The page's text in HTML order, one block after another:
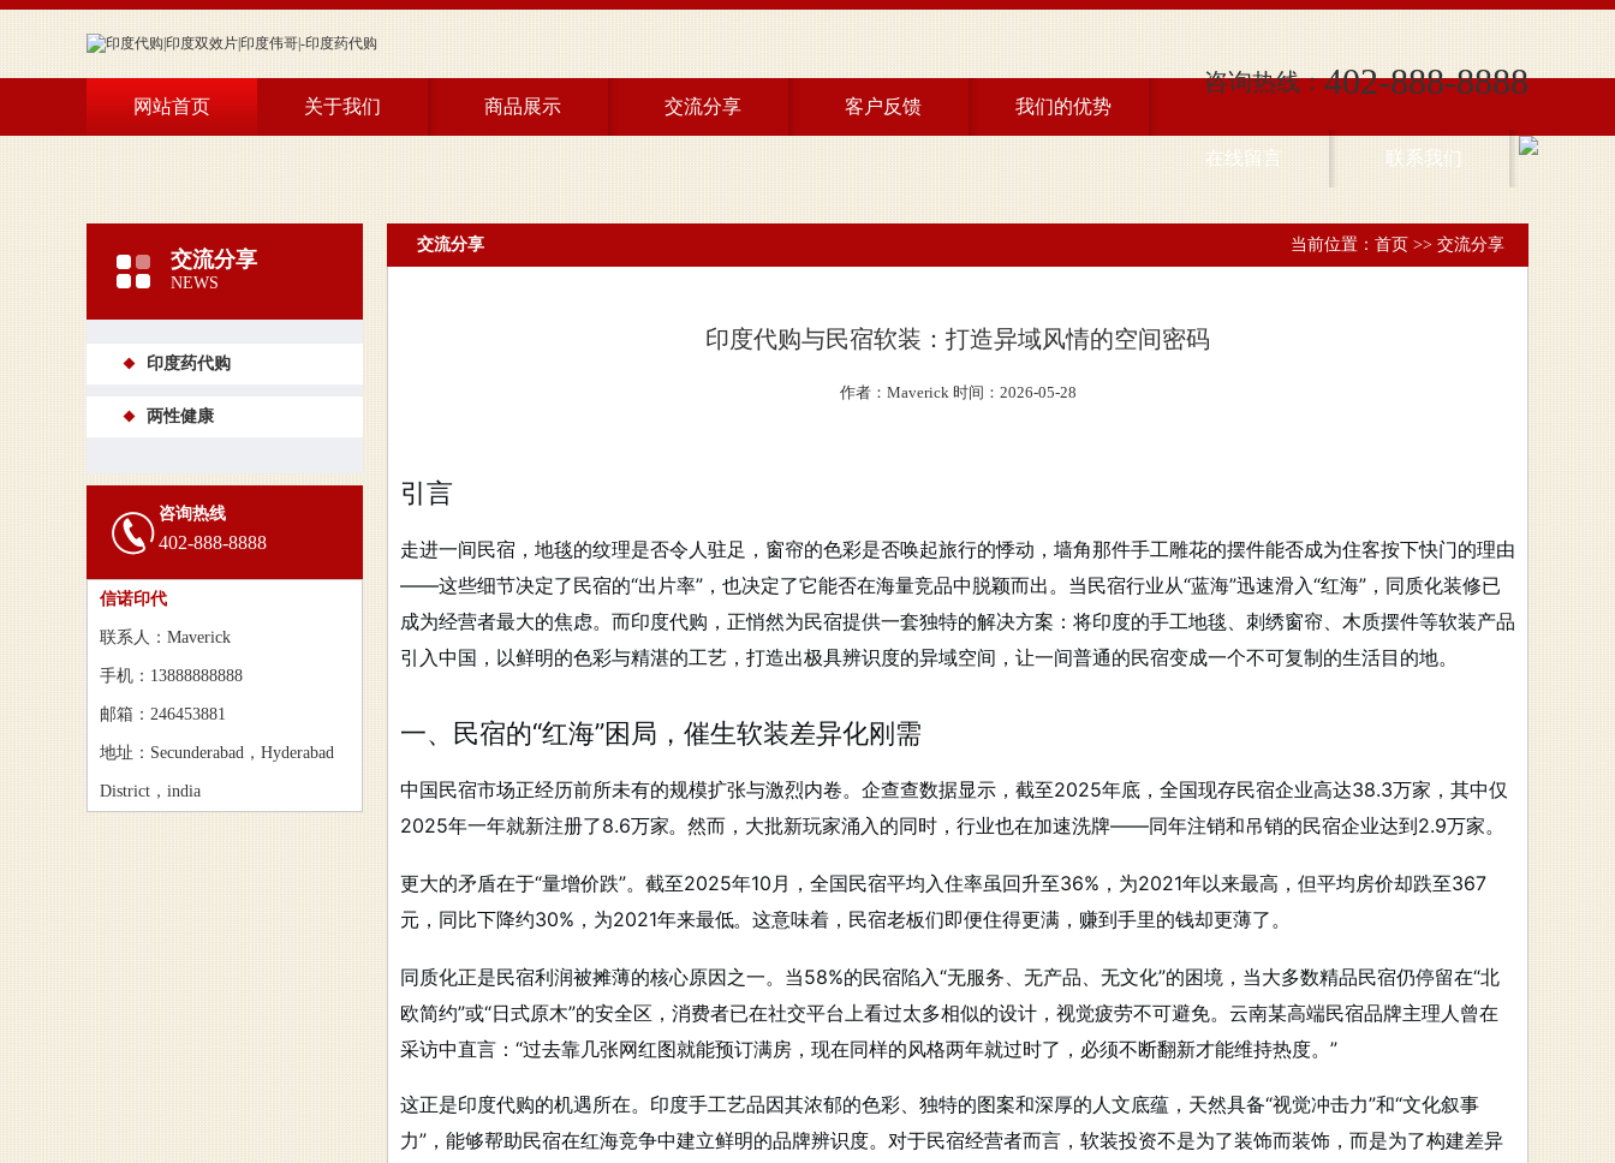
咨询热线：402-888-8888
网站首页 关于我们 商品展示
艾力达双效
交流分享 客户反馈 我们的优势
在线留言 联系我们
交流分享
NEWS
印度药代购
两性健康
咨询热线
402-888-8888
信诺印代
联系人：Maverick
手机：13888888888
邮箱：246453881
地址：Secunderabad，Hyderabad
District，india
当前位置： 首页 >> 交流分享
交流分享
印度代购与民宿软装：打造异域风情的空间密码
作者：Maverick 时间：2026-05-28
引言
走进一间民宿，地毯的纹理是否令人驻足，窗帘的色彩是否唤起旅行的悸动，墙角那件手工雕花的摆件能否成为住客按下快门的理由
——这些细节决定了民宿的“出片率”，也决定了它能否在海量竞品中脱颖而出。当民宿行业从“蓝海”迅速滑入“红海”，同质化装修已
成为经营者最大的焦虑。而印度代购，正悄然为民宿提供一套独特的解决方案：将印度的手工地毯、刺绣窗帘、木质摆件等软装产品
引入中国，以鲜明的色彩与精湛的工艺，打造出极具辨识度的异域空间，让一间普通的民宿变成一个不可复制的生活目的地。
一、民宿的“红海”困局，催生软装差异化刚需
中国民宿市场正经历前所未有的规模扩张与激烈内卷。企查查数据显示，截至2025年底，全国现存民宿企业高达38.3万家，其中仅
2025年一年就新注册了8.6万家。然而，大批新玩家涌入的同时，行业也在加速洗牌——同年注销和吊销的民宿企业达到2.9万家。
更大的矛盾在于“量增价跌”。截至2025年10月，全国民宿平均入住率虽回升至36%，为2021年以来最高，但平均房价却跌至367
元，同比下降约30%，为2021年来最低。这意味着，民宿老板们即便住得更满，赚到手里的钱却更薄了。
同质化正是民宿利润被摊薄的核心原因之一。当58%的民宿陷入“无服务、无产品、无文化”的困境，当大多数精品民宿仍停留在“北
欧简约”或“日式原木”的安全区，消费者已在社交平台上看过太多相似的设计，视觉疲劳不可避免。云南某高端民宿品牌主理人曾在
采访中直言：“过去靠几张网红图就能预订满房，现在同样的风格两年就过时了，必须不断翻新才能维持热度。”
这正是印度代购的机遇所在。印度手工艺品因其浓郁的色彩、独特的图案和深厚的人文底蕴，天然具备“视觉冲击力”和“文化叙事
力”，能够帮助民宿在红海竞争中建立鲜明的品牌辨识度。对于民宿经营者而言，软装投资不是为了装饰而装饰，而是为了构建差异